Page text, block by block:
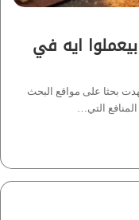
ايه في
بحثا على مواقع البحث
التي…